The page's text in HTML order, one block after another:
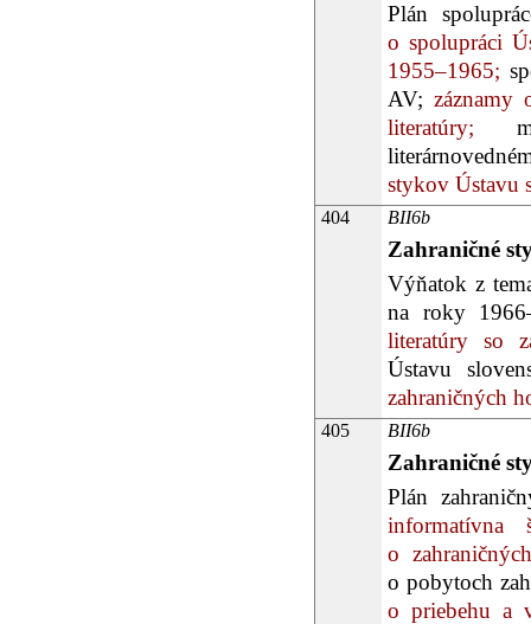
Plán
o spolupráci
1955–1965;
AV; záznamy
literatúry;
stykov Ústavu
404 BII6b
Zahraničné
Výňatok z
na roky
literatúry so
Ústavu
zahraničných
405 BII6b
Zahraničné
Plán
informatívna
o
o pobytoch
o priebehu a